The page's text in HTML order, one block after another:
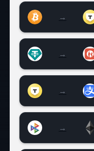
→
Биткоин на
→
USDT на
→
Тинькофф
→
СБП RUB на